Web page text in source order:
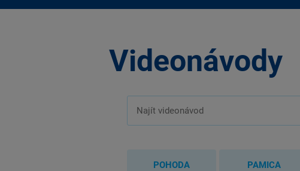
Videonávody
POHODA PAMICA